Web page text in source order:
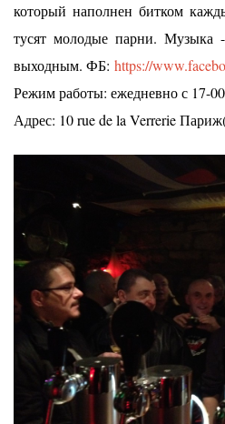
который наполнен битком
тусят молодые парни. Музыка
выходным. ФБ: https://
Режим работы: ежедневно с 17-
Адрес: 10 rue de la Verrerie